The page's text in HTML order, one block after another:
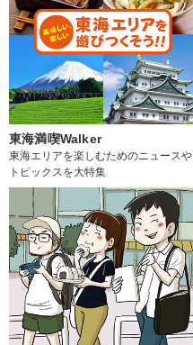
東海満喫Walker
東海エリアを楽しむためのニュースや
トピックスを大特集